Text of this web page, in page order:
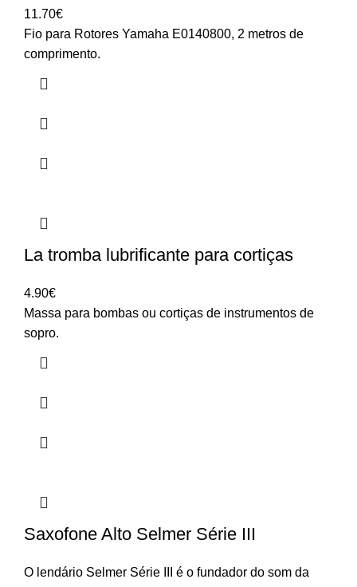
11.70€
Fio para Rotores Yamaha E0140800, 2 metros de
comprimento.
La tromba lubrificante para cortiças
4.90€
Massa para bombas ou cortiças de instrumentos de
sopro.
Saxofone Alto Selmer Série III
O lendário Selmer Série III é o fundador do som da